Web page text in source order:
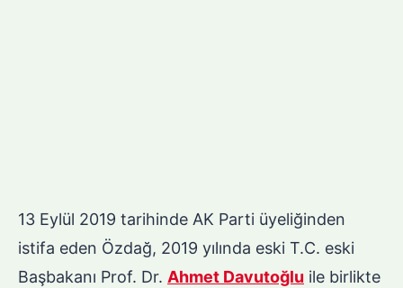
13 Eylül 2019 tarihinde AK Parti üyeliğinden
istifa eden Özdağ, 2019 yılında eski T.C. eski
Başbakanı Prof. Dr. Ahmet Davutoğlu ile birlikte